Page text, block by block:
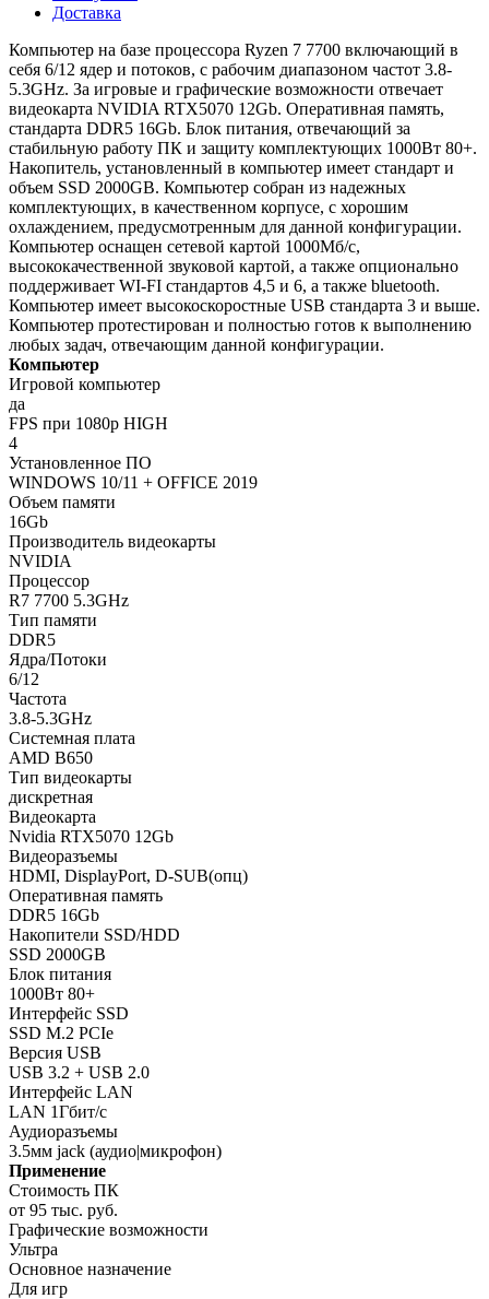
Доставка
Компьютер на базе процессора Ryzen 7 7700 включающий в
себя 6/12 ядер и потоков, с рабочим диапазоном частот 3.8-
5.3GHz. За игровые и графические возможности отвечает
видеокарта NVIDIA RTX5070 12Gb. Оперативная память,
стандарта DDR5 16Gb. Блок питания, отвечающий за
стабильную работу ПК и защиту комплектующих 1000Вт 80+.
Накопитель, установленный в компьютер имеет стандарт и
объем SSD 2000GB. Компьютер собран из надежных
комплектующих, в качественном корпусе, с хорошим
охлаждением, предусмотренным для данной конфигурации.
Компьютер оснащен сетевой картой 1000Мб/с,
высококачественной звуковой картой, а также опционально
поддерживает WI-FI стандартов 4,5 и 6, а также bluetooth.
Компьютер имеет высокоскоростные USB стандарта 3 и выше.
Компьютер протестирован и полностью готов к выполнению
любых задач, отвечающим данной конфигурации.
Компьютер
Игровой компьютер
да
FPS при 1080p HIGH
4
Установленное ПО
WINDOWS 10/11 + OFFICE 2019
Объем памяти
16Gb
Производитель видеокарты
NVIDIA
Процессор
R7 7700 5.3GHz
Тип памяти
DDR5
Ядра/Потоки
6/12
Частота
3.8-5.3GHz
Системная плата
AMD B650
Тип видеокарты
дискретная
Видеокарта
Nvidia RTX5070 12Gb
Видеоразъемы
HDMI, DisplayPort, D-SUB(опц)
Оперативная память
DDR5 16Gb
Накопители SSD/HDD
SSD 2000GB
Блок питания
1000Вт 80+
Интерфейс SSD
SSD M.2 PCIe
Версия USB
USB 3.2 + USB 2.0
Интерфейс LAN
LAN 1Гбит/с
Аудиоразъемы
3.5мм jack (аудио|микрофон)
Применение
Стоимость ПК
от 95 тыс. руб.
Графические возможности
Ультра
Основное назначение
Для игр